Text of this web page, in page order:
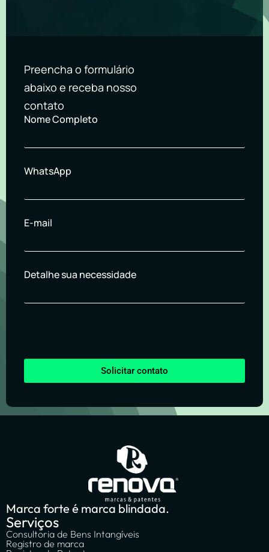
Preencha o formulário
abaixo e receba nosso
contato
Nome Completo
WhatsApp
E-mail
Detalhe sua necessidade
Solicitar contato
Marca forte é marca blindada.
Serviços
Consultoria de Bens Intangíveis
Registro de marca